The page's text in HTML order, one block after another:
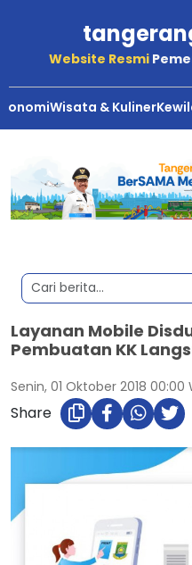
Website Resmi
Wisata & Kuliner
Layanan Mobile
Pembuatan KK
Senin, 01 Oktober 2018 00:00
Share